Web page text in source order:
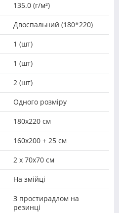
135.0 (г/м²)
Двоспальний (180*220)
1 (шт)
1 (шт)
2 (шт)
Одного розміру
180х220 см
160х200 + 25 см
2 х 70х70 см
На змійці
З простирадлом на
резинці